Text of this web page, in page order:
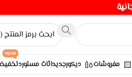
مفروشات ديكورجديداثاث مستورد
محدود